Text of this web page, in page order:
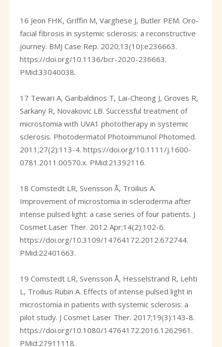
16 Jeon FHK, Griffin M, Varghese J, Butler PEM. Oro-
facial fibrosis in systemic sclerosis: a reconstructive
journey. BMJ Case Rep. 2020;13(10):e236663.
https://doi.org/10.1136/bcr-2020-236663.
PMid:33040038.
17 Tewari A, Garibaldinos T, Lai-Cheong J, Groves R,
Sarkany R, Novakovic LB. Successful treatment of
microstomia with UVA1 phototherapy in systemic
sclerosis. Photodermatol Photoimmunol Photomed.
2011;27(2):113-4. https://doi.org/10.1111/j.1600-
0781.2011.00570.x. PMid:21392116.
18 Comstedt LR, Svensson Å, Troilius A.
Improvement of microstomia in scleroderma after
intense pulsed light: a case series of four patients. J
Cosmet Laser Ther. 2012 Apr;14(2):102-6.
https://doi.org/10.3109/14764172.2012.672744.
PMid:22401663.
19 Comstedt LR, Svensson Å, Hesselstrand R, Lehti
L, Troilius Rubin A. Effects of intense pulsed light in
microstomia in patients with systemic sclerosis: a
pilot study. J Cosmet Laser Ther. 2017;19(3):143-8.
https://doi.org/10.1080/14764172.2016.1262961 .
PMid:27911118.